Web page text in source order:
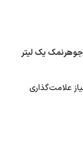
یک لیتر
علامت‌گذاری